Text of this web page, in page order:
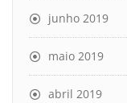
junho 2019
maio 2019
abril 2019